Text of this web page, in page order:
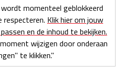
momenteel geblokkeerd
Klik hier om jouw
en de inhoud te bekijken.
wijzigen door onderaan
te klikken."